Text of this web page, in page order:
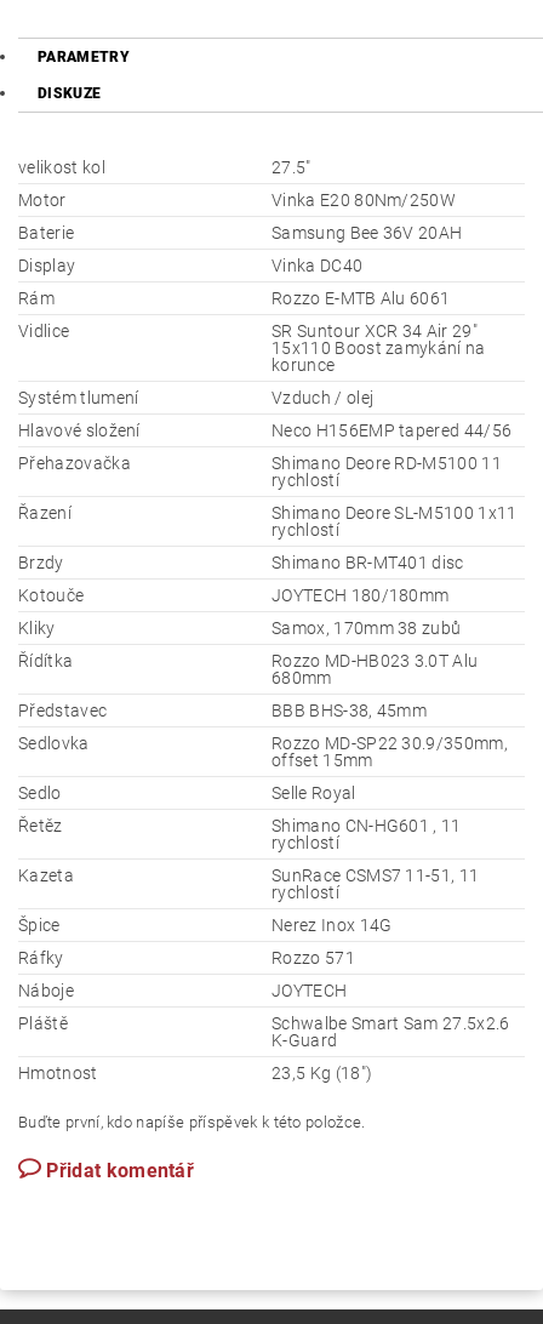
PARAMETRY
DISKUZE
velikost kol
27.5"
Motor
Vinka E20 80Nm/250W
Baterie
Samsung Bee 36V 20AH
Display
Vinka DC40
Rám
Rozzo E-MTB Alu 6061
Vidlice
SR Suntour XCR 34 Air 29"
15x110 Boost zamykání na
korunce
Systém tlumení
Vzduch / olej
Hlavové složení
Neco H156EMP tapered 44/56
Přehazovačka
Shimano Deore RD-M5100 11
rychlostí
Řazení
Shimano Deore SL-M5100 1x11
rychlostí
Brzdy
Shimano BR-MT401 disc
Kotouče
JOYTECH 180/180mm
Kliky
Samox, 170mm 38 zubů
Řídítka
Rozzo MD-HB023 3.0T Alu
680mm
Představec
BBB BHS-38, 45mm
Sedlovka
Rozzo MD-SP22 30.9/350mm,
offset 15mm
Sedlo
Selle Royal
Řetěz
Shimano CN-HG601 , 11
rychlostí
Kazeta
SunRace CSMS7 11-51, 11
rychlostí
Špice
Nerez Inox 14G
Ráfky
Rozzo 571
Náboje
JOYTECH
Pláště
Schwalbe Smart Sam 27.5x2.6
K-Guard
Hmotnost
23,5 Kg (18")
Buďte první, kdo napíše příspěvek k této položce.
Přidat komentář